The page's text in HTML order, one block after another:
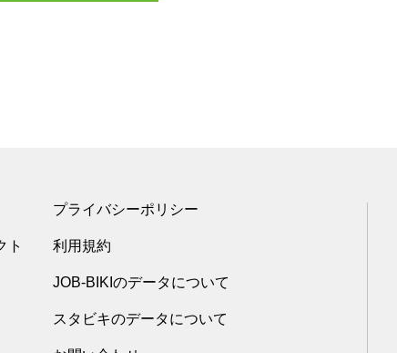
ト
プライバシーポリシー
利用規約
JOB-BIKIのデータについて
スタビキのデータについて